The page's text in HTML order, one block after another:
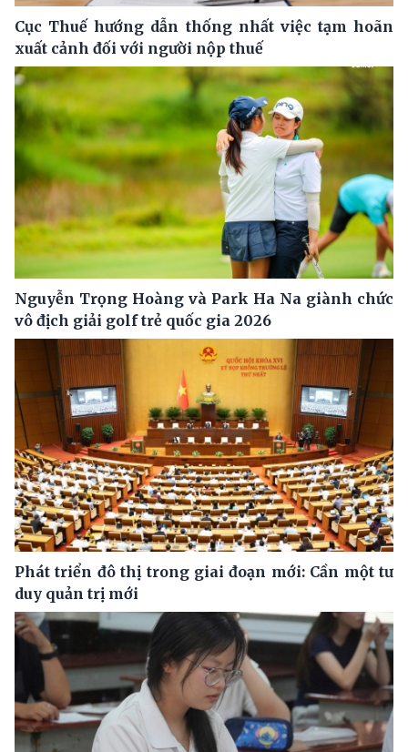
Cục Thuế hướng dẫn thống nhất việc tạm hoãn
xuất cảnh đối với người nộp thuế
Nguyễn Trọng Hoàng và Park Ha Na giành chức
vô địch giải golf trẻ quốc gia 2026
Phát triển đô thị trong giai đoạn mới: Cần một tư
duy quản trị mới